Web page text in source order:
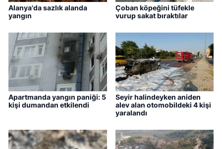
Alanya'da sazlık alanda
yangın
Çoban köpeğini tüfekle
vurup sakat bıraktılar
Apartmanda yangın paniği: 5
kişi dumandan etkilendi
Seyir halindeyken aniden
alev alan otomobildeki 4 kişi
yaralandı